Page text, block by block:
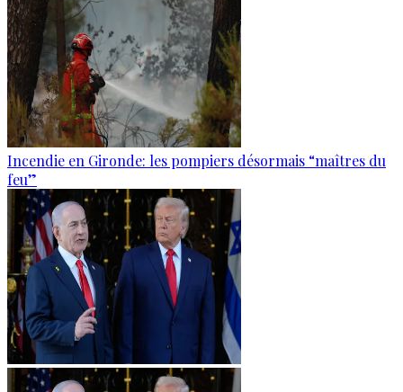
Incendie en Gironde: les pompiers désormais “maîtres du
feu”